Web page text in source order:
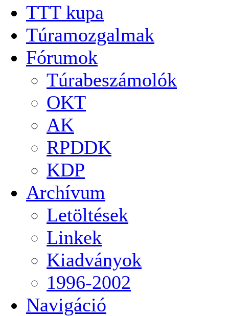
TTT kupa
Túramozgalmak
Fórumok
Túrabeszámolók
OKT
AK
RPDDK
KDP
Archívum
Letöltések
Linkek
Kiadványok
1996-2002
Navigáció